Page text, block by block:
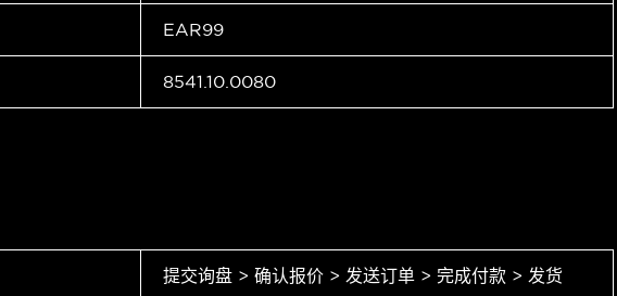
EAR99
8541.10.0080
提交询盘 > 确认报价 > 发送订单 > 完成付款 > 发货